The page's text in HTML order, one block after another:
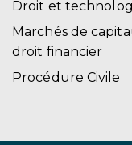
Droit et
Marchés de
droit financier
Procédure Civile